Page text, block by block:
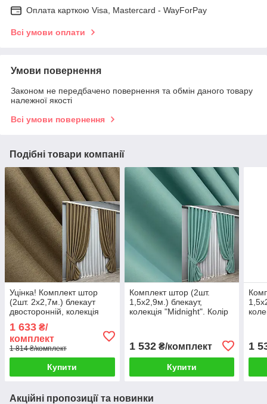
Оплата карткою Visa, Mastercard - WayForPay
Всі умови оплати
Умови повернення
Законом не передбачено повернення та обмін даного товару
належної якості
Всі умови повернення
Подібні товари компанії
Уцінка! Комплект штор
(2шт. 2х2,7м.) блекаут
двосторонній, колекція
мигдальний. Код 1795ш
38-318
1 633 ₴/
комплект
1 814 ₴/комплект
Купити
Комплект штор (2шт.
1,5х2,9м.) блекаут,
колекція "Midnight". Колір
1 532₴/комплект
Купити
1
Акційні пропозиції та новинки